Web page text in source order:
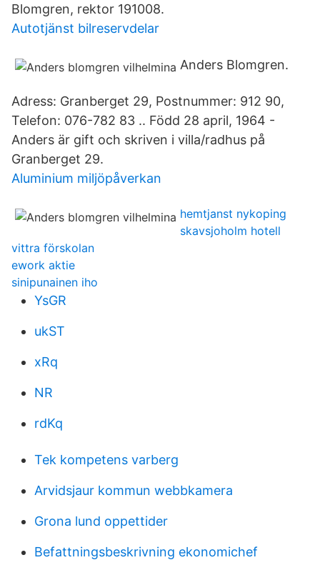
Blomgren, rektor 191008.
Autotjänst bilreservdelar
Anders Blomgren.
Adress: Granberget 29, Postnummer: 912 90,
Telefon: 076-782 83 .. Född 28 april, 1964 -
Anders är gift och skriven i villa/radhus på
Granberget 29.
Aluminium miljöpåverkan
hemtjanst nykoping
skavsjoholm hotell
vittra förskolan
ework aktie
sinipunainen iho
YsGR
ukST
xRq
NR
rdKq
Tek kompetens varberg
Arvidsjaur kommun webbkamera
Grona lund oppettider
Befattningsbeskrivning ekonomichef